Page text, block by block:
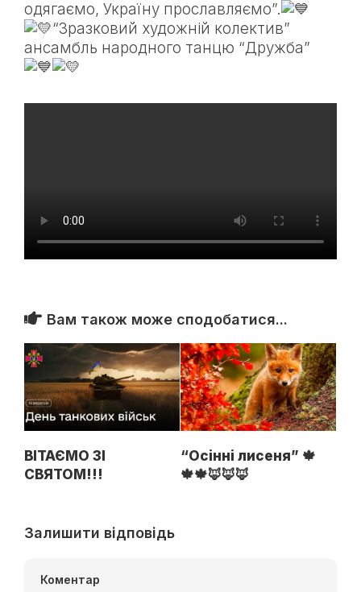
одягаємо, Україну прославляємо”.
“Зразковий художній колектив”
ансамбль народного танцю “Дружба”
Вам також може сподобатися...
ВІТАЄМО ЗІ
СВЯТОМ!!!
“Осінні лисеня” 🍁
🍁🍁🦊🦊🦊
Залишити відповідь
Коментар